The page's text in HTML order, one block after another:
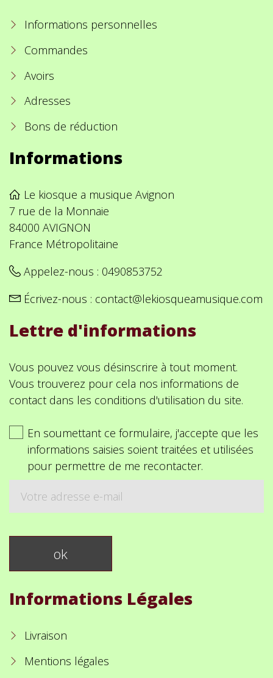
Informations personnelles
Commandes
Avoirs
Adresses
Bons de réduction
Informations
Le kiosque a musique Avignon
7 rue de la Monnaie
84000 AVIGNON
France Métropolitaine
Appelez-nous : 0490853752
Écrivez-nous : contact@lekiosqueamusique.com
Lettre d'informations
Vous pouvez vous désinscrire à tout moment.
Vous trouverez pour cela nos informations de
contact dans les conditions d'utilisation du site.
En soumettant ce formulaire, j'accepte que les
informations saisies soient traitées et utilisées
pour permettre de me recontacter.
Informations Légales
Livraison
Mentions légales